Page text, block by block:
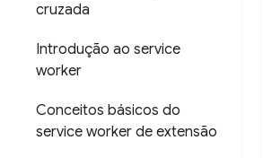
cruzada
Introdução ao service
worker
Conceitos básicos do
service worker de extensão